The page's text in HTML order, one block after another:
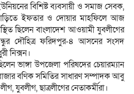
বিশিষ্ট ব্যবসায়ী ও সমাজ সেবক,
ইফতার ও দোয়ার মাহফিলে আজ
ছিলেন বাংলাদেশ আওয়ামী যুবলীগের
দৌহিত্র ফরিদপুর-৪ আসনের সংসদ
নিক্সন।
ভাঙ্গা উপজেলা পরিষদের চেয়ারম্যান
বণিক সমিতির সাধারণ সম্পাদক আবু
যুবলীগ, ছাত্রলীগের নেতাকর্মীরা।